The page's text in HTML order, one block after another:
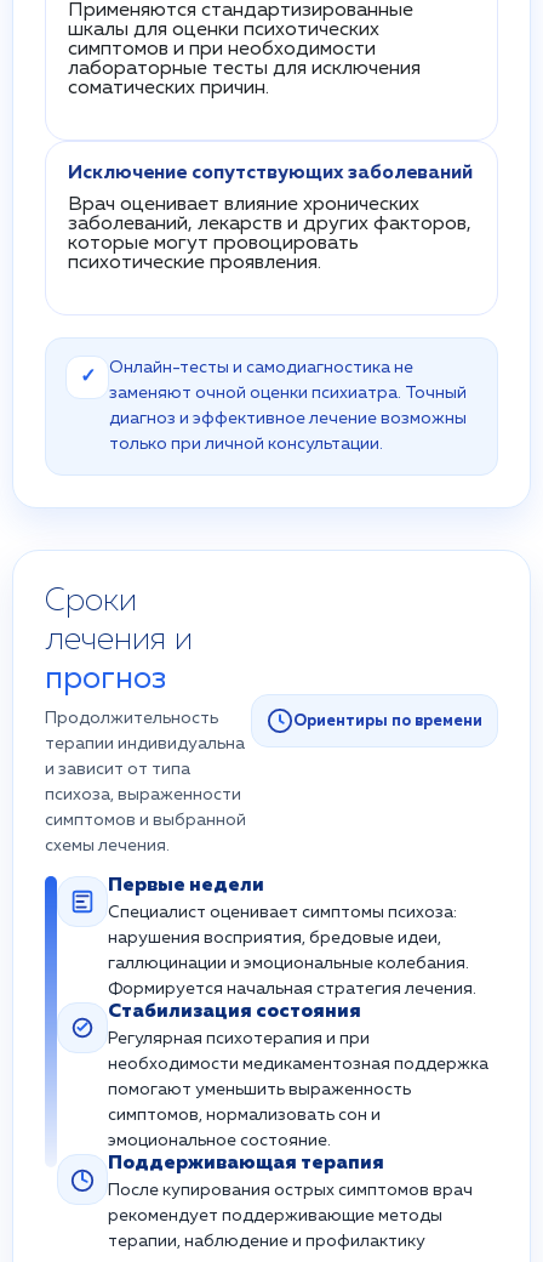
Применяются стандартизированные
шкалы для оценки психотических
симптомов и при необходимости
лабораторные тесты для исключения
соматических причин.
Исключение сопутствующих заболеваний
Врач оценивает влияние хронических
заболеваний, лекарств и других факторов,
которые могут провоцировать
психотические проявления.
✓
Онлайн-тесты и самодиагностика не
заменяют очной оценки психиатра. Точный
диагноз и эффективное лечение возможны
только при личной консультации.
Сроки
лечения и
прогноз
Продолжительность
терапии индивидуальна
и зависит от типа
психоза, выраженности
симптомов и выбранной
схемы лечения.
Ориентиры по времени
Первые недели
Специалист оценивает симптомы психоза:
нарушения восприятия, бредовые идеи,
галлюцинации и эмоциональные колебания.
Формируется начальная стратегия лечения.
Стабилизация состояния
Регулярная психотерапия и при
необходимости медикаментозная поддержка
помогают уменьшить выраженность
симптомов, нормализовать сон и
эмоциональное состояние.
Поддерживающая терапия
После купирования острых симптомов врач
рекомендует поддерживающие методы
терапии, наблюдение и профилактику